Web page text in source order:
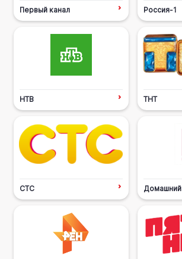
Первый канал Россия-1
НТВ ТНТ
СТС Домашний